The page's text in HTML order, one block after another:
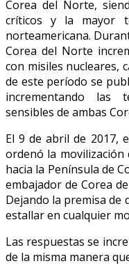
Corea del Norte,
críticos y la mayor
norteamericana.
Corea del Norte
con misiles nucleares,
de este período se
incrementando las
sensibles de ambas
El 9 de abril de 2017,
ordenó la
hacia la Península de
embajador de Corea
Dejando la premisa
estallar en cualquier
Las respuestas se
de la misma manera